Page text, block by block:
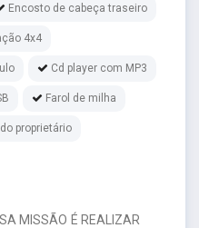
Encosto de cabeça traseiro
4x4
Cd player com MP3
Farol de milha
proprietário
MISSÃO É REALIZAR